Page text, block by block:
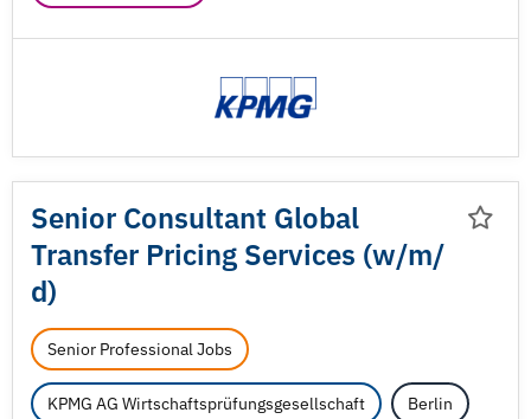
Senior Consultant Global
Transfer Pricing Services (w/m/
d)
Senior Professional Jobs
KPMG AG Wirtschaftsprüfungsgesellschaft Berlin